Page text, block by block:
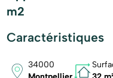
m2
Caractéristiques
34000